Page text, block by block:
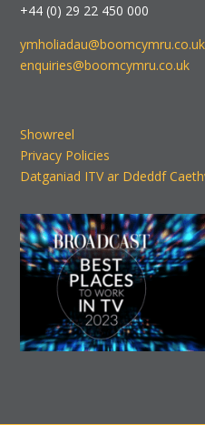
+44 (0) 29 22 450 000
ymholiadau@boomcymru.co.uk
enquiries@boomcymru.co.uk
Showreel
Privacy Policies
Datganiad ITV ar Ddeddf